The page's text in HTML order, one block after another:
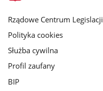
Rządowe Centrum Legislacji
Polityka cookies
Służba cywilna
Profil zaufany
BIP